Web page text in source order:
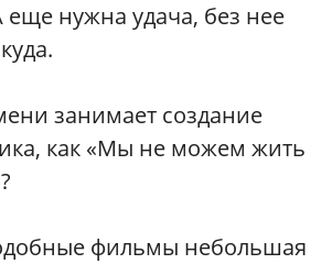
еще нужна удача, без нее
занимает создание
как «Мы не можем жить
фильмы небольшая